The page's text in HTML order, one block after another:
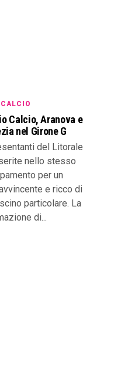
CALCIO
Calcio, Aranova e
nel Girone G
del Litorale
nello stesso
per un
e ricco di
particolare. La
di...